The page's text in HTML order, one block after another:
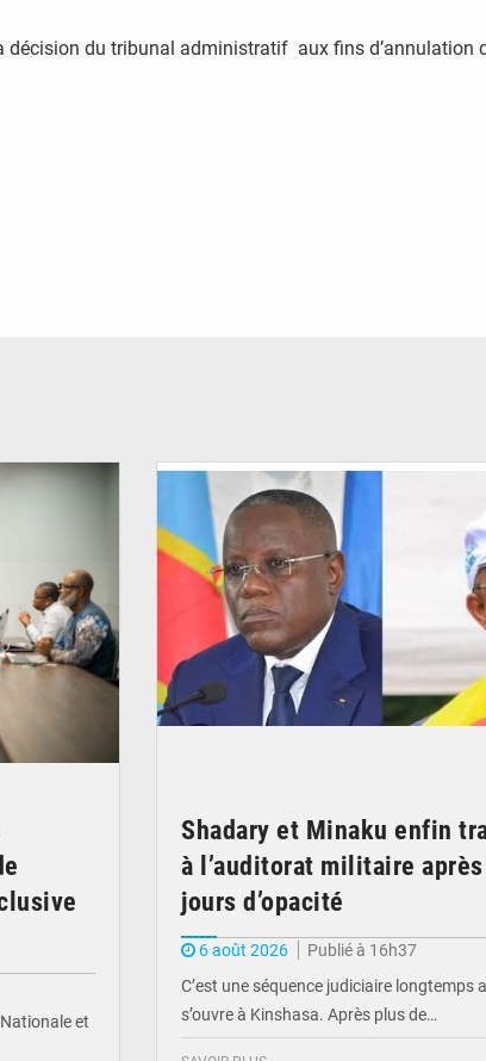
du tribunal administratif aux fins d’annulation
et
Shadary et Minaku enfin
à l’auditorat militaire
jours d’opacité
6 août 2026
Publié à 16h37
C’est une séquence judiciaire longtemps
s’ouvre à Kinshasa. Après plus de…